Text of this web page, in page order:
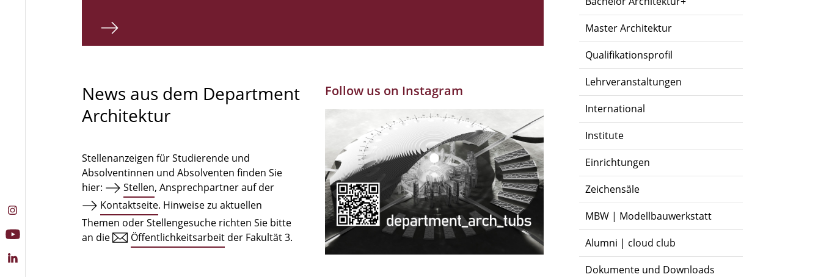
Master Architektur
Qualifikationsprofil
Lehrveranstaltungen
International
Institute
Einrichtungen
Zeichensäle
MBW | Modellbauwerkstatt
Alumni | cloud club
Dokumente und Downloads
News aus dem Department
Architektur
Stellenanzeigen für Studierende und
Absolventinnen und Absolventen finden Sie
hier:
Stellen, Ansprechpartner auf der
Kontaktseite. Hinweise zu aktuellen
Themen oder Stellengesuche richten Sie bitte
an die
Öffentlichkeitsarbeit der Fakultät 3.
Follow us on Instagram